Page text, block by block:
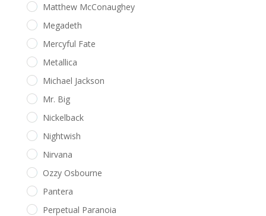
Matthew McConaughey
Megadeth
Mercyful Fate
Metallica
Michael Jackson
Mr. Big
Nickelback
Nightwish
Nirvana
Ozzy Osbourne
Pantera
Perpetual Paranoia